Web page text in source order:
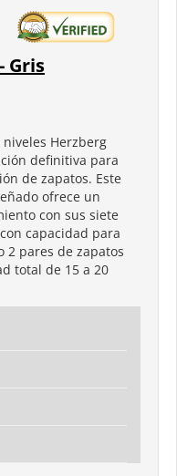
Gris
Herzberg
definitiva para
de zapatos. Este
ofrece un
con sus siete
capacidad para
2 pares de zapatos
total de 15 a 20